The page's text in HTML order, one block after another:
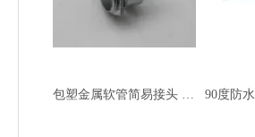
包塑金属软管简易接头 镀锌软管简易接头 金属简易接头